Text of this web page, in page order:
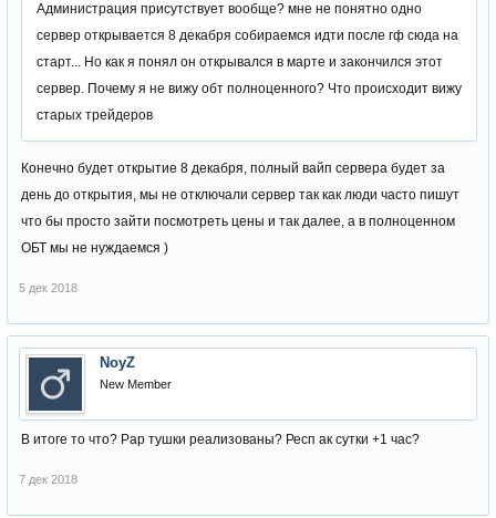
Администрация присутствует вообще? мне не понятно одно
сервер открывается 8 декабря собираемся идти после гф сюда на
старт... Но как я понял он открывался в марте и закончился этот
сервер. Почему я не вижу обт полноценного? Что происходит вижу
старых трейдеров
Конечно будет открытие 8 декабря, полный вайп сервера будет за
день до открытия, мы не отключали сервер так как люди часто пишут
что бы просто зайти посмотреть цены и так далее, а в полноценном
ОБТ мы не нуждаемся )
5 дек 2018
NoyZ
New Member
В итоге то что? Рар тушки реализованы? Респ ак сутки +1 час?
7 дек 2018